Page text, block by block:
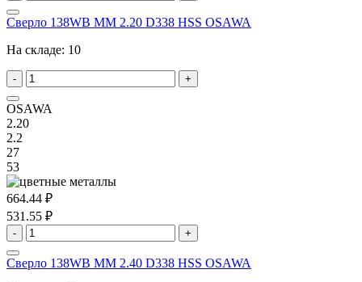
Сверло 138WB MM 2.20 D338 HSS OSAWA
На складе: 10
- +
OSAWA
2.20
2.2
27
53
664.44 ₽
531.55 ₽
- +
Сверло 138WB MM 2.40 D338 HSS OSAWA